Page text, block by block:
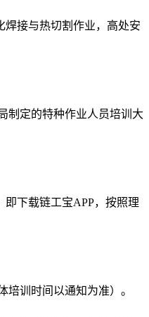
焊接与热切割作业，高处安
制定的特种作业人员培训大
即下载链工宝APP，按照理
培训时间以通知为准）。